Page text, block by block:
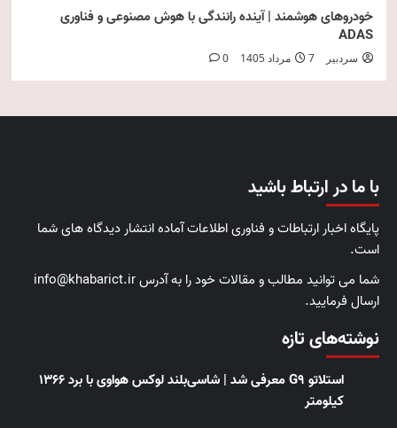
خودروهای هوشمند | آینده رانندگی با هوش مصنوعی و فناوری
ADAS
سردبیر 7 مرداد 1405 0
با ما در ارتباط باشید
پایگاه اخبار ارتباطات و فناوری اطلاعات آماده انتشار دیدگاه های شما
است.
شما می توانید مطالب و مقالات خود را به آدرس info@khabarict.ir
ارسال فرمایید.
نوشته‌های تازه
استلاتو G9 معرفی شد | شاسی‌بلند لوکس هواوی با برد ۱۳۶۶
کیلومتر